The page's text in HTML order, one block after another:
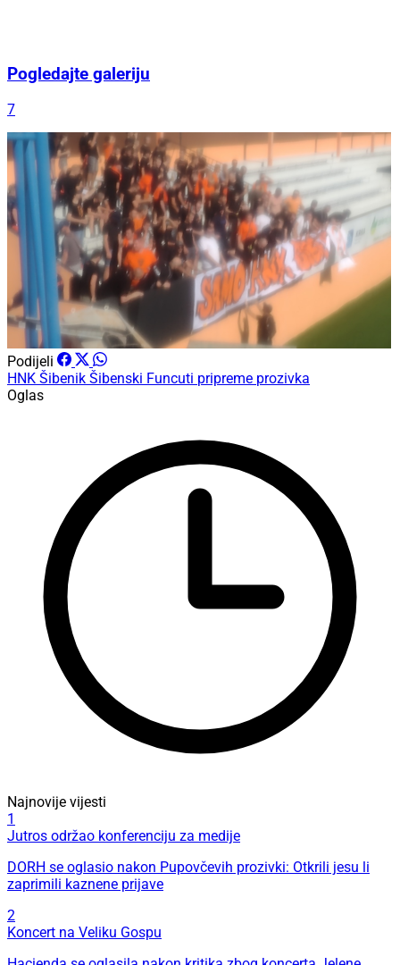
Pogledajte galeriju
7
Podijeli
HNK Šibenik Šibenski Funcuti pripreme prozivka
Oglas
Najnovije vijesti
1
Jutros održao konferenciju za medije
DORH se oglasio nakon Pupovčevih prozivki: Otkrili jesu li
zaprimili kaznene prijave
2
Koncert na Veliku Gospu